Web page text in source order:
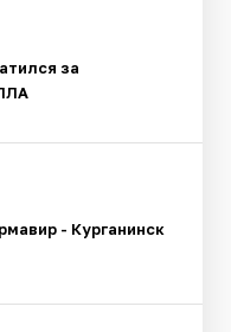
за
- Курганинск